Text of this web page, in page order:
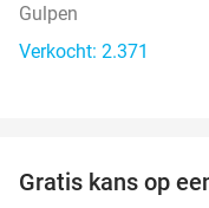
Gulpen
Verkocht: 2.371
Gratis kans op